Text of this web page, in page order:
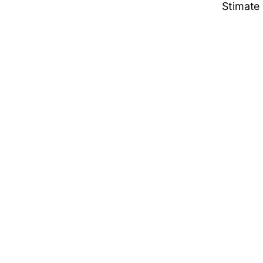
Stimate